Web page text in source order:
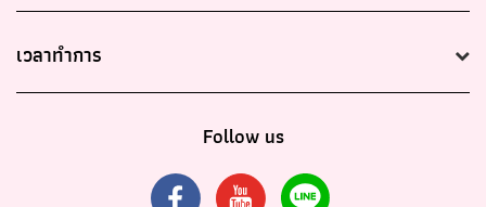
เวลาทำการ
Follow us